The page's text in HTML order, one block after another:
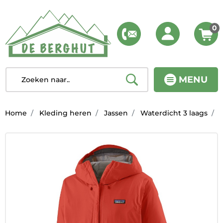
MENU
0
Home Kleding heren Jassen Waterdicht 3 laags